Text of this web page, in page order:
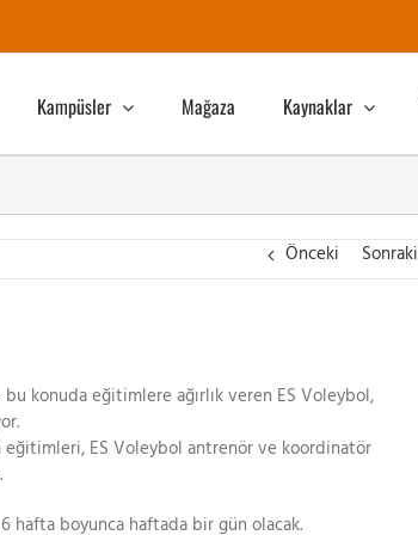
Kampüsler Mağaza Kaynaklar
Önceki
Sonraki
konuda eğitimlere ağırlık veren ES Voleybol,
eğitimleri, ES Voleybol antrenör ve koordinatör
hafta boyunca haftada bir gün olacak.